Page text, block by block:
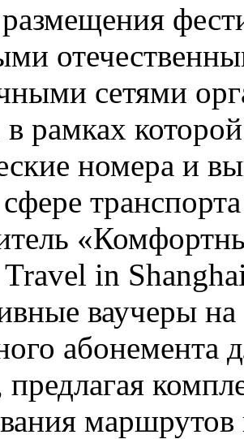
сетями
в рамках
номера и
in
ваучеры
абонемента
предлагая
маршрутов